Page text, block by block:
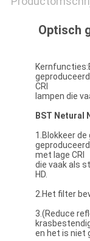
Optisch
CRI
lampen die
BST Netural
1.Blokkeer
met lage CRI
die vaak als
HD.
2.Het filter
3.(Reduce
en het is niet